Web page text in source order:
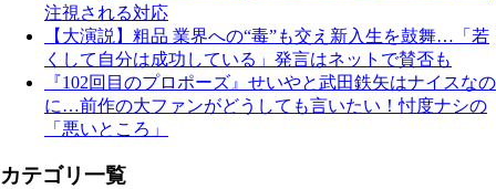
注視される対応
【大演説】粗品 業界への“毒”も交え新入生を鼓舞…「若
くして自分は成功している」発言はネットで賛否も
『102回目のプロポーズ』せいやと武田鉄矢はナイスなの
に…前作の大ファンがどうしても言いたい！忖度ナシの
「悪いところ」
カテゴリ一覧